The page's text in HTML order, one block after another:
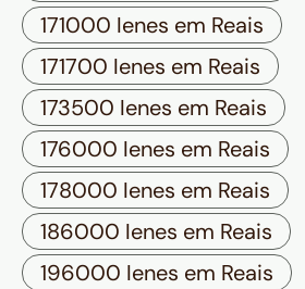
171000 Ienes em Reais
171700 Ienes em Reais
173500 Ienes em Reais
176000 Ienes em Reais
178000 Ienes em Reais
186000 Ienes em Reais
196000 Ienes em Reais